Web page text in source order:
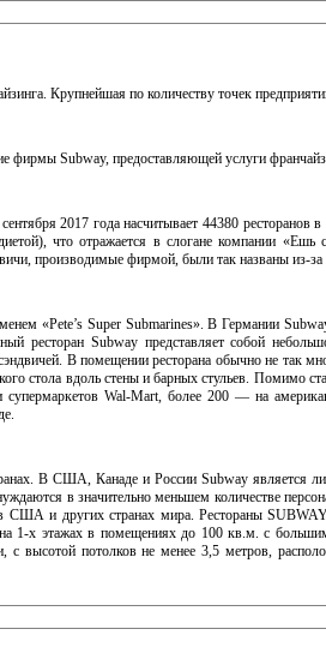
Крупнейшая по количеству точек
Subway, предоставляющей услуги
2017 года насчитывает 44380 ресторанов в
что отражается в слогане компании «Ешь
производимые фирмой, были так названы из-
«Pete’s Super Submarines». В Германии
Subway представляет собой
В помещении ресторана обычно не так
стола вдоль стены и барных стульев. Помимо
Wal-Mart, более 200 — на
В США, Канаде и России Subway
в значительно меньшем количестве
США и других странах мира. Рестораны
1-х этажах в помещениях до 100 кв.м. с
потолков не менее 3,5 метров,